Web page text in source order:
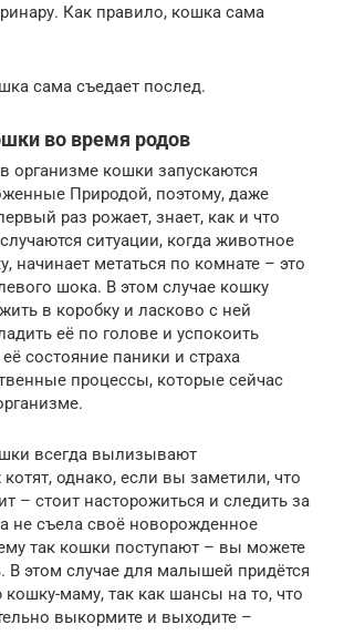
Как правило, кошка сама
сама съедает послед.
во время родов
организме кошки запускаются
Природой, поэтому, даже
раз рожает, знает, как и что
ситуации, когда животное
начинает метаться по комнате – это
шока. В этом случае кошку
в коробку и ласково с ней
её по голове и успокоить
состояние паники и страха
процессы, которые сейчас
всегда вылизывают
однако, если вы заметили, что
– стоит насторожиться и следить за
не съела своё новорожденное
так кошки поступают – вы можете
В этом случае для малышей придётся
кошку-маму, так как шансы на то, что
выкормите и выходите –